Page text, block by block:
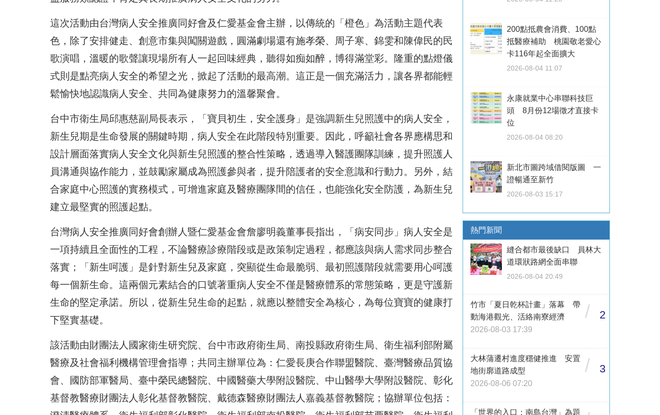
這次活動由台灣病人安全推廣同好會及仁愛基金會主辦，以傳統的「橙色」為活動主題代表
色，除了安排健走、創意市集與闖關遊戲，圓滿劇場還有施孝榮、周子寒、錦雯和陳偉民的民
歌演唱，溫暖的歌聲讓現場所有人一起回味經典，聽得如痴如醉，博得滿堂彩。隆重的點燈儀
式則是點亮病人安全的希望之光，掀起了活動的最高潮。這正是一個充滿活力，讓各界都能輕
鬆愉快地認識病人安全、共同為健康努力的溫馨聚會。
台中市衛生局邱惠慈副局長表示，「寶貝初生，安全護身」是強調新生兒照護中的病人安全，
新生兒期是生命發展的關鍵時期，病人安全在此階段特別重要。因此，呼籲社會各界應構思和
設計層面落實病人安全文化與新生兒照護的整合性策略，透過導入醫護團隊訓練，提升照護人
員溝通與協作能力，並鼓勵家屬成為照護參與者，提升陪護者的安全意識和行動力。另外，結
合家庭中心照護的實務模式，可增進家庭及醫療團隊間的信任，也能強化安全防護，為新生兒
建立最堅實的照護起點。
台灣病人安全推廣同好會創辦人暨仁愛基金會詹廖明義董事長指出，「病安同步」病人安全是
一項持續且全面性的工程，不論醫療診療階段或是政策制定過程，都應該與病人需求同步整合
落實；「新生呵護」是針對新生兒及家庭，突顯從生命最脆弱、最初照護階段就需要用心呵護
每一個新生命。這兩個元素結合的口號著重病人安全不僅是醫療體系的常態策略，更是守護新
生命的堅定承諾。所以，從新生兒生命的起點，就應以整體安全為核心，為每位寶寶的健康打
下堅實基礎。
該活動由財團法人國家衛生研究院、台中市政府衛生局、南投縣政府衛生局、衛生福利部附屬
醫療及社會福利機構管理會指導；共同主辦單位為：仁愛長庚合作聯盟醫院、臺灣醫療品質協
會、國防部軍醫局、臺中榮民總醫院、中國醫藥大學附設醫院、中山醫學大學附設醫院、彰化
基督教醫療財團法人彰化基督教醫院、戴德森醫療財團法人嘉義基督教醫院；協辦單位包括：
200點抵農會消費、100點
抵醫療補助 桃園敬老愛心
卡116年起全面擴大
2026-08-04 11:07
永康就業中心串聯科技巨
頭 8月份12場徵才直接卡
位
2026-08-04 08:20
新北市圖跨域借閱版圖 一
證暢通至新竹
2026-08-03 15:17
熱門新聞
縫合都市最後缺口 員林大
道環狀路網全面串聯
2026-08-04 20:49
竹市「夏日乾杯計畫」落幕 帶
動海港觀光、活絡南寮經濟
2026-08-03 17:39
/ 2
大林蒲遷村進度穩健推進 安置
地街廓道路成型
2026-08-06 07:20
/ 3
「世界的入口：南島台灣」為題